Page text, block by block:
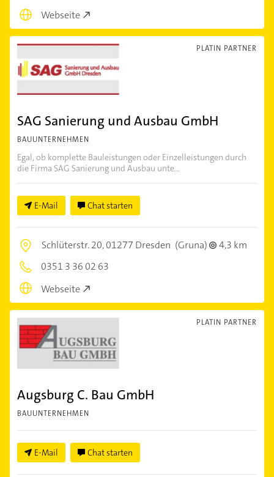
Webseite
PLATIN PARTNER
SAG Sanierung und Ausbau GmbH
BAUUNTERNEHMEN
Egal, ob komplette Bauleistungen oder Einzelleistungen durch
die Firma SAG Sanierung und Ausbau unte...
E-Mail Chat starten
Schlüterstr. 20,01277 Dresden (Gruna)
4,3 km
0351 3 36 02 63
Webseite
PLATIN PARTNER
Augsburg C. Bau GmbH
BAUUNTERNEHMEN
E-Mail Chat starten